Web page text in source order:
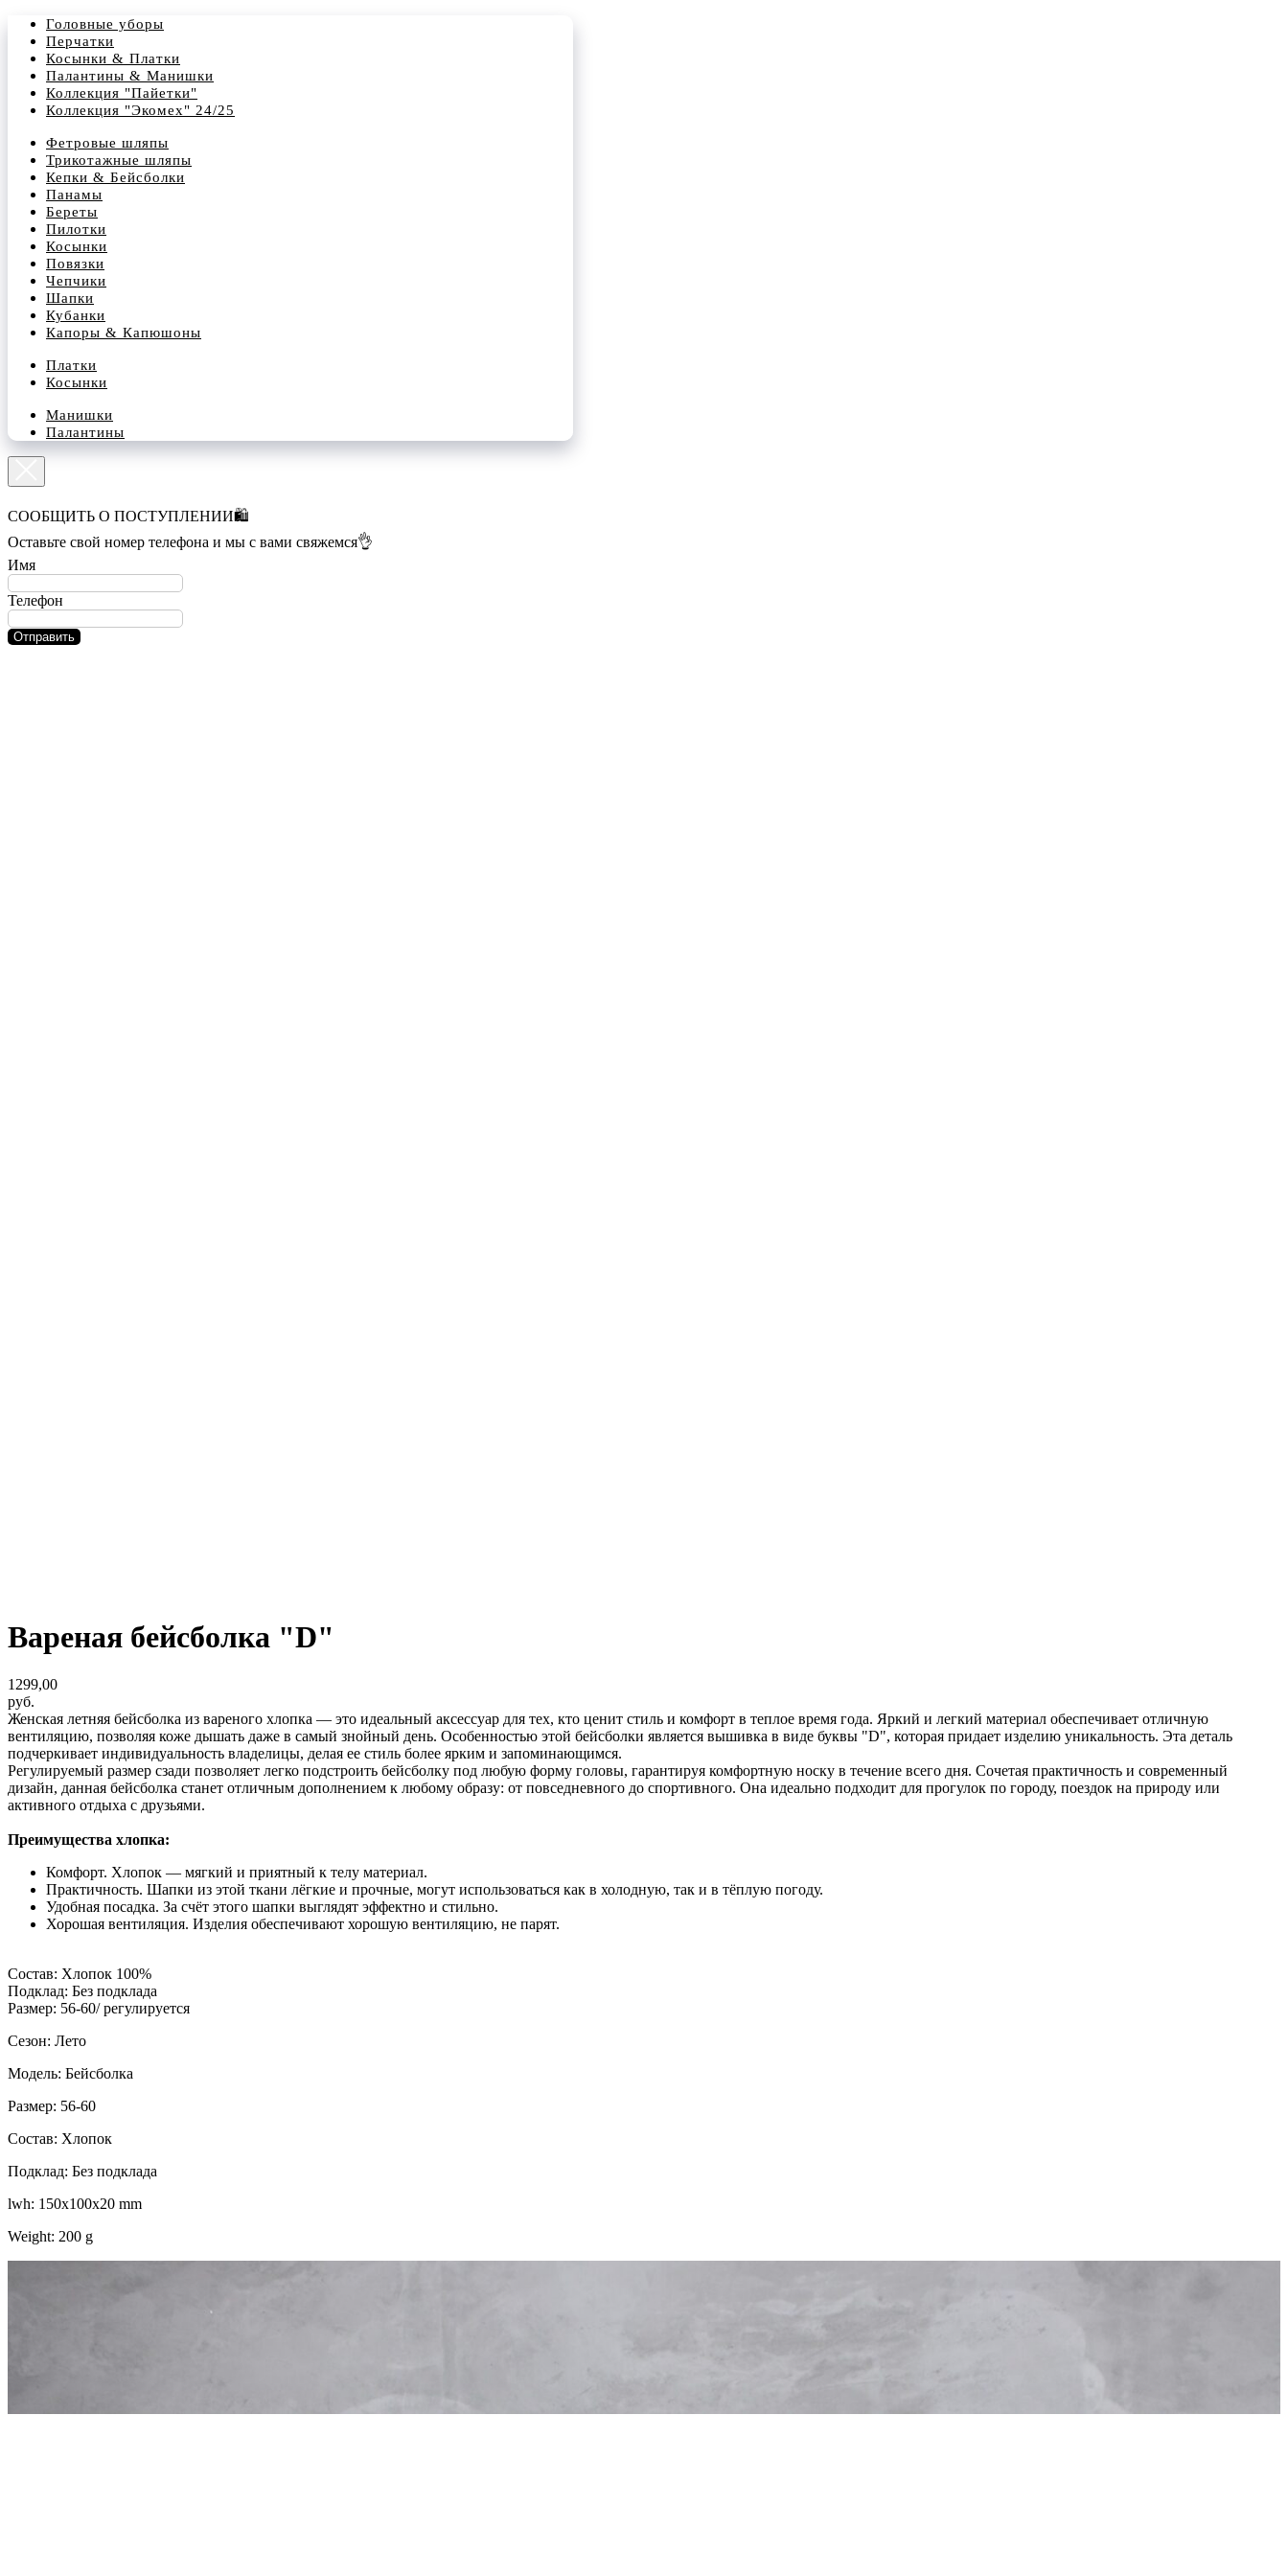
Головные уборы
Перчатки
Косынки & Платки
Палантины & Манишки
Коллекция "Пайетки"
Коллекция "Экомех" 24/25
Фетровые шляпы
Трикотажные шляпы
Кепки & Бейсболки
Панамы
Береты
Пилотки
Косынки
Повязки
Чепчики
Шапки
Кубанки
Капоры & Капюшоны
Платки
Косынки
Манишки
Палантины
СООБЩИТЬ О ПОСТУПЛЕНИИ🛍️
Оставьте свой номер телефона и мы с вами свяжемся👌
Имя
Телефон
Отправить
Вареная бейсболка "D"
1299,00
руб.
Женская летняя бейсболка из вареного хлопка — это идеальный аксессуар для тех, кто ценит стиль и комфорт в теплое время года. Яркий и легкий материал обеспечивает отличную
вентиляцию, позволяя коже дышать даже в самый знойный день. Особенностью этой бейсболки является вышивка в виде буквы "D", которая придает изделию уникальность. Эта деталь
подчеркивает индивидуальность владелицы, делая ее стиль более ярким и запоминающимся.
Регулируемый размер сзади позволяет легко подстроить бейсболку под любую форму головы, гарантируя комфортную носку в течение всего дня. Сочетая практичность и современный
дизайн, данная бейсболка станет отличным дополнением к любому образу: от повседневного до спортивного. Она идеально подходит для прогулок по городу, поездок на природу или
активного отдыха с друзьями.
Преимущества хлопка:
Комфорт. Хлопок — мягкий и приятный к телу материал.
Практичность. Шапки из этой ткани лёгкие и прочные, могут использоваться как в холодную, так и в тёплую погоду.
Удобная посадка. За счёт этого шапки выглядят эффектно и стильно.
Хорошая вентиляция. Изделия обеспечивают хорошую вентиляцию, не парят.
Состав: Хлопок 100%
Подклад: Без подклада
Размер: 56-60/ регулируется
Сезон: Лето
Модель: Бейсболка
Размер: 56-60
Состав: Хлопок
Подклад: Без подклада
lwh: 150x100x20 mm
Weight: 200 g